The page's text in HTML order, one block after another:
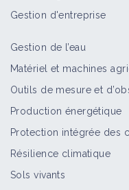
Gestion d'entreprise
Gestion de l’eau
Matériel et machines
Outils de mesure et
Production énergétique
Protection intégrée des
Résilience climatique
Sols vivants